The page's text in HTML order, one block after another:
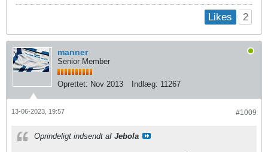
Likes 2
manner
Senior Member
Oprettet: Nov 2013 Indlæg: 11267
#1009
13-06-2023, 19:57
Oprindeligt indsendt af Jebola